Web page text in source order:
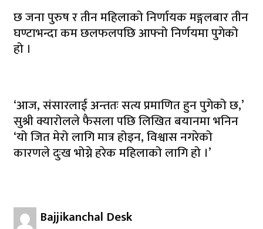
छ जना पुरुष र तीन महिलाको निर्णायक मङ्गलबार तीन
घण्टाभन्दा कम छलफलपछि आफ्नो निर्णयमा पुगेको
हो ।
‘आज, संसारलाई अन्ततः सत्य प्रमाणित हुन पुगेको छ,’
सुश्री क्यारोलले फैसला पछि लिखित बयानमा भनिन
‘यो जित मेरो लागि मात्र होइन, विश्वास नगरेको
कारणले दुःख भोग्ने हरेक महिलाको लागि हो ।’
Bajjikanchal Desk